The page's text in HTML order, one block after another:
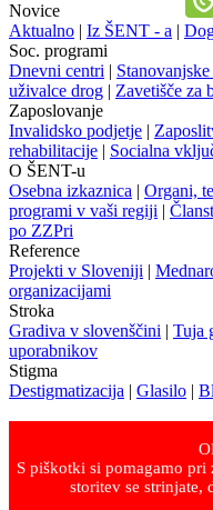
Novice
Aktualno | Iz ŠENT - a |
Soc. programi
Dnevni centri |
uživalce drog | Zavetišče za
Zaposlovanje
Invalidsko podjetje |
rehabilitacije | Socialna
O ŠENT-u
Osebna izkaznica | Organi,
programi v vaši regiji |
po ZZPri
Reference
Projekti v Sloveniji |
organizacijami
Stroka
Gradiva v slovenščini | Tuja
uporabnikov
Stigma
Destigmatizacija | Glasilo |
S piškotki si pomagamo
storitev se strinjate,